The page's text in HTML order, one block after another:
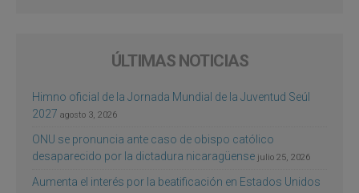
ÚLTIMAS NOTICIAS
Himno oficial de la Jornada Mundial de la Juventud Seúl
2027 agosto 3, 2026
ONU se pronuncia ante caso de obispo católico
desaparecido por la dictadura nicaragüense julio 25, 2026
Aumenta el interés por la beatificación en Estados Unidos